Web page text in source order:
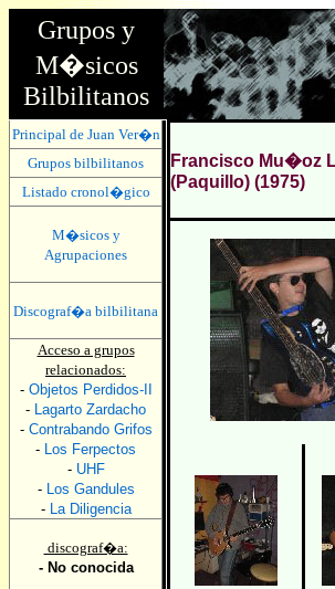
Grupos y
M�sicos
Bilbilitanos
Principal de Juan Ver�n
Grupos bilbilitanos
Listado cronol�gico
M�sicos y
Agrupaciones
Discograf�a bilbilitana
Acceso a grupos
relacionados:
- Objetos Perdidos-II
- Lagarto Zardacho
- Contrabando Grifos
- Los Ferpectos
- UHF
- Los Gandules
- La Diligencia
discograf�a:
- No conocida
Francisco Mu�oz
(Paquillo) (1975)